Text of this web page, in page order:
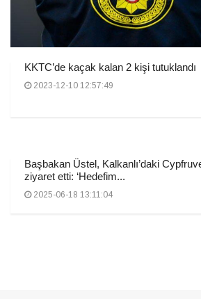
KKTC’de kaçak kalan 2 kişi tutuklandı
2023-12-10 12:57:49
Başbakan Üstel, Kalkanlı’daki
ziyaret etti: ‘Hedefim...
2025-06-18 13:11:04